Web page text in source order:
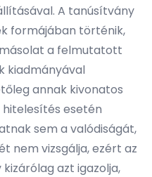
A tanúsítvány
formájában történik,
a felmutatott
kiadmányával
annak kivonatos
esetén
sem a valódiságát,
nem vizsgálja, ezért az
azt igazolja,